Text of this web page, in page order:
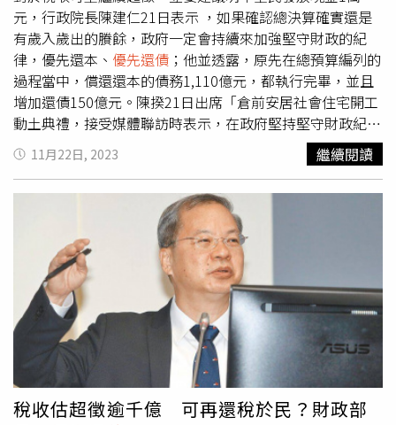
政府盤點年改政策錯誤與疏失，盡速修正，畢竟不論各職類
別工作者現在是否還年輕，有天都要退休「沒人是局外
人」。針對立委建議比照星國，整合各類退休金成立主權基
金提高操作績效「開源」，學者提醒，星國淡馬錫的成功在
於，該國採特殊「類社會主義」治國、人民甘之如飴，淡馬
錫也致力避免基金操作遭「政治干預」。反觀台灣，退休基
金操盤官員為穩官位，津津樂道於護盤股市，操作績效再差
也是「好官我自為之」，年金總體水位難以上升，長此以
往，也只能動腦筋反覆砍年金替代率。
續發展。
元，行政院長陳建仁21日表示 ，如果確認總決算確實還是
有歲入歲出的賸餘，政府一定會持續來加強堅守財政的紀
律，優先還本、 優先還債 ；他並透露，原先在總預算編列的
過程當中，償還還本的債務1,110億元，都執行完畢，並且
增加還債150億元。陳揆21日出席「倉前安居社會住宅開工
動土典禮，接受媒體聯訪時表示，在政府堅持堅守財政紀
律，並且努力投入建設，帶動民間投資，台灣的經濟發展相
當地穩健，在這6年來，政府總決算的歲入歲出都有賸餘，
而且去年甚至高達將近5,000億元，所以我們在疫後就能夠
來加強台灣社會的韌性，並且跟全民共享經濟的成果。至於
在財政方面，陳揆說，我們原先在總預算編列的過程當中，
要償還還本的債務1,110億元，已經都執行完畢，並且增加
還債150億元；原先要舉債的1,700億元，由於財政狀況良
好，不需舉債。關於稅收方面，陳揆說，詳細的稅收狀況，
還要有關部會再來加以盤整確認，如果確認以後，我們總決
算確實還是有歲入歲出的賸餘，政府一定會持續來加強堅守
財政的紀律，優先還本、 優先還債 ，而且積極投入各項的建
設，使得台灣能夠更加地堅韌。在這樣的過程當中，我們希
望政府會持續來帶動國家的建設和民間的投資，使得臺灣成
為一個更加堅韌的情況，所以我們所有的財務都會投入國務
11月22日, 2023 繼續閱讀
稅收估超徵逾千億 可再還稅於民？財政部